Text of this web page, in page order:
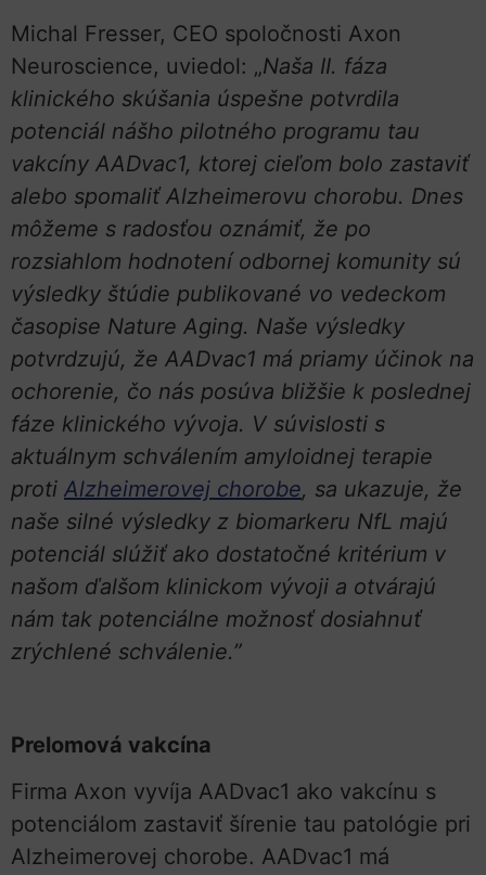
Michal Fresser, CEO spoločnosti Axon
Neuroscience, uviedol: „Naša II. fáza
klinického skúšania úspešne potvrdila
potenciál nášho pilotného programu tau
vakcíny AADvac1, ktorej cieľom bolo zastaviť
alebo spomaliť Alzheimerovu chorobu. Dnes
môžeme s radosťou oznámiť, že po
rozsiahlom hodnotení odbornej komunity sú
výsledky štúdie publikované vo vedeckom
časopise Nature Aging. Naše výsledky
potvrdzujú, že AADvac1 má priamy účinok na
ochorenie, čo nás posúva bližšie k poslednej
fáze klinického vývoja. V súvislosti s
aktuálnym schválením amyloidnej terapie
proti Alzheimerovej chorobe, sa ukazuje, že
naše silné výsledky z biomarkeru NfL majú
potenciál slúžiť ako dostatočné kritérium v
našom ďalšom klinickom vývoji a otvárajú
nám tak potenciálne možnosť dosiahnuť
zrýchlené schválenie.”
Prelomová vakcína
Firma Axon vyvíja AADvac1 ako vakcínu s
potenciálom zastaviť šírenie tau patológie pri
Alzheimerovej chorobe. AADvac1 má